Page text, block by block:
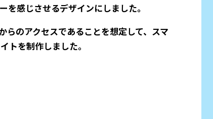
を感じさせるデザインにしました。
らのアクセスであることを想定して、スマ
トを制作しました。